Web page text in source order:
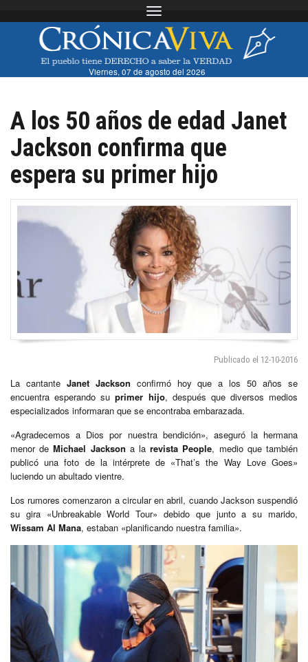
Toggle navigation
Viernes, 07 de agosto del 2026
A los 50 años de edad Janet
Jackson confirma que
espera su primer hijo
Publicado el 12-10-2016
La cantante Janet Jackson confirmó hoy que a los 50 años se
encuentra esperando suprimer hijo, después que diversos medios
especializados informaran que se encontraba embarazada.
«Agradecemos a Dios por nuestra bendición», aseguró la hermana
menor deMichael Jackson a larevista People, medio que también
publicó una foto de la intérprete de «That’s the Way Love Goes»
luciendo un abultado vientre.
Los rumores comenzaron a circular en abril, cuando Jackson suspendió
su gira «Unbreakable World Tour» debido que junto a su marido,
Wissam Al Mana, estaban «planificando nuestra familia».